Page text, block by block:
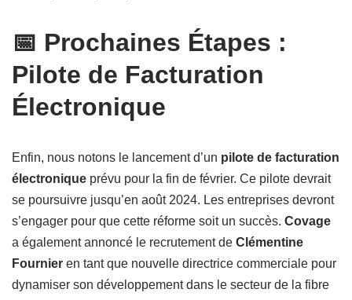
📅 Prochaines Étapes :
Pilote de Facturation
Électronique
Enfin, nous notons le lancement d’un pilote de facturation
électronique prévu pour la fin de février. Ce pilote devrait
se poursuivre jusqu’en août 2024. Les entreprises devront
s’engager pour que cette réforme soit un succès. Covage
a également annoncé le recrutement de Clémentine
Fournier en tant que nouvelle directrice commerciale pour
dynamiser son développement dans le secteur de la fibre